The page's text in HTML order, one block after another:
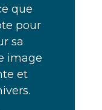
que
pour
sa
image
et